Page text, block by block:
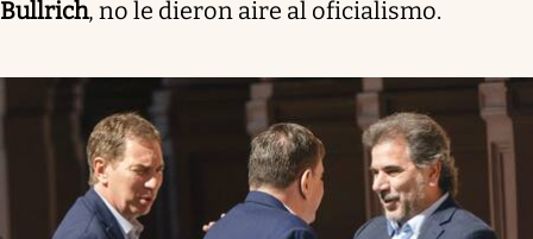
Bullrich, no le dieron aire al oficialismo.